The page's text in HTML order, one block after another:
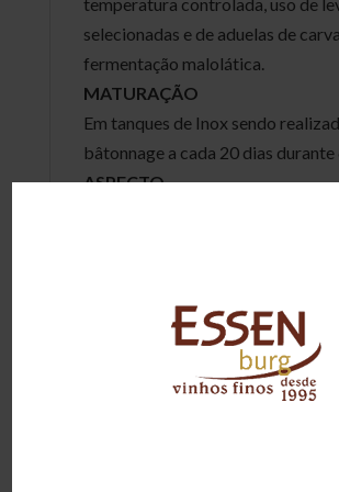
selecionadas e de aduelas de
fermentação malolática.
MATURAÇÃO
Em tanques de Inox sendo
bâtonnage a cada 20 dias durante
ASPECTO
Frutas tropicais maduras, abacaxi,
baunilha e flores brancas.